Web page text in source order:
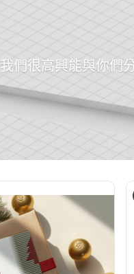
我們很高興能與你們